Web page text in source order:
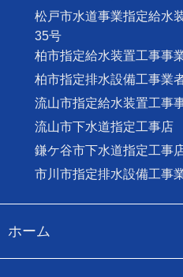
松戸市水道事業指定給
35号
柏市指定給水装置工事
柏市指定排水設備工事
流山市指定給水装置工
流山市下水道指定工事
鎌ケ谷市下水道指定工
市川市指定排水設備工
ホーム